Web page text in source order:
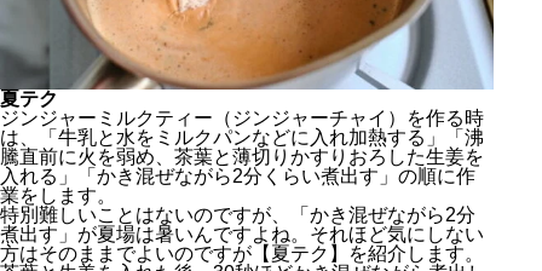
夏テク
ジンジャーミルクティー（ジンジャーチャイ）を作る時
は、「牛乳と水をミルクパンなどに入れ加熱する」「沸
騰直前に火を弱め、茶葉と薄切りかすりおろした生姜を
入れる」「かき混ぜながら2分くらい煮出す」の順に作
業をします。
特別難しいことはないのですが、「かき混ぜながら2分
煮出す」が夏場は暑いんですよね。それほど気にしない
方はそのままでよいのですが【夏テク】を紹介します。